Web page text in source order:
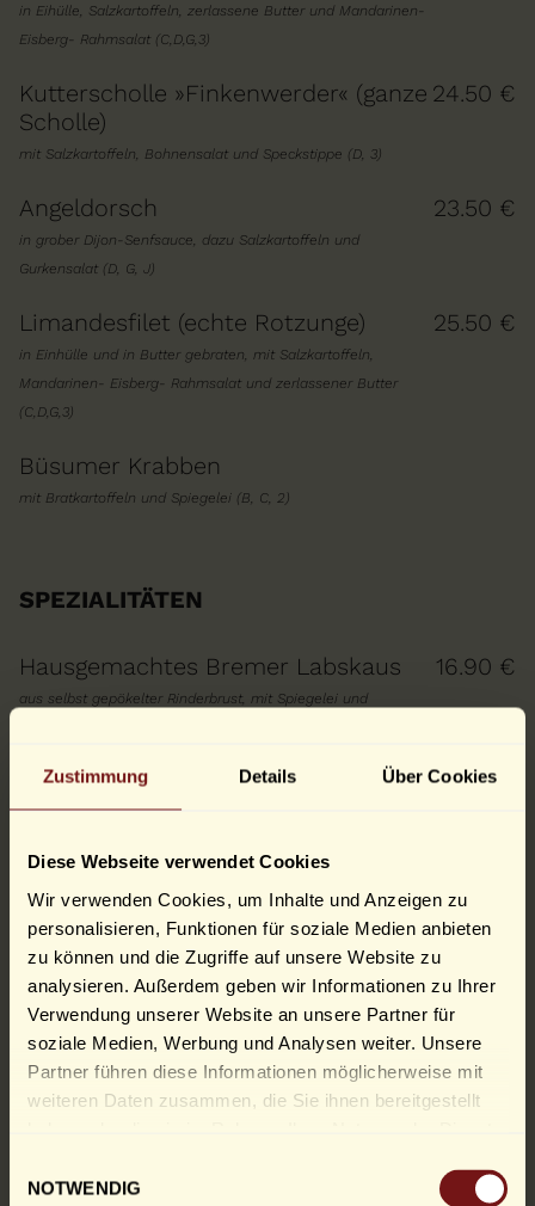
Zustimmung Details Über Cookies
Diese Webseite verwendet Cookies
Wir verwenden Cookies, um Inhalte und Anzeigen zu
personalisieren, Funktionen für soziale Medien anbieten
zu können und die Zugriffe auf unsere Website zu
analysieren. Außerdem geben wir Informationen zu Ihrer
Verwendung unserer Website an unsere Partner für
soziale Medien, Werbung und Analysen weiter. Unsere
Partner führen diese Informationen möglicherweise mit
weiteren Daten zusammen, die Sie ihnen bereitgestellt
NOTWENDIG
in Eihülle, Salzkartoffeln, zerlassene Butter und Mandarinen-
Eisberg- Rahmsalat (C,D,G,3)
Kutterscholle »Finkenwerder« (ganze
Scholle)
mit Salzkartoffeln, Bohnensalat und Speckstippe (D, 3)
24.50 €
Angeldorsch
in grober Dijon-Senfsauce, dazu Salzkartoffeln und
Gurkensalat (D, G, J)
23.50 €
Limandesfilet (echte Rotzunge)
in Einhülle und in Butter gebraten, mit Salzkartoffeln,
Mandarinen- Eisberg- Rahmsalat und zerlassener Butter
(C,D,G,3)
25.50 €
Büsumer Krabben
mit Bratkartoffeln und Spiegelei (B, C, 2)
SPEZIALITÄTEN
Hausgemachtes Bremer Labskaus
aus selbst gepökelter Rinderbrust, mit Spiegelei und
16.90 €
Geschnetzeltes Schweinefilet
mit Rösti und Salatteller (G)
3 Schweinemedaillons
mit frischen Rahmchampignons & Bratkartoffeln (G)
23.50 €
Spezialtopf »Kaiser Friedrich«
3 kleine Schweinefilets auf Bratkartoffeln, gemischtes
Gemüse, Sauce Hollandaise, Kräuterbutter und Spiegelei (C,
G)
24.50 €
aus feinster Kalbsoberschale, handgeklopft, mit Preiselbeeren